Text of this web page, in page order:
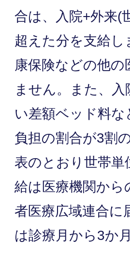
合は、入院+外来(
超えた分を支給
康保険などの他
ません。また、
い差額ベッド料
負担の割合が3割
表のとおり世帯単
給は医療機関から
者医療広域連合に
は診療月から3か